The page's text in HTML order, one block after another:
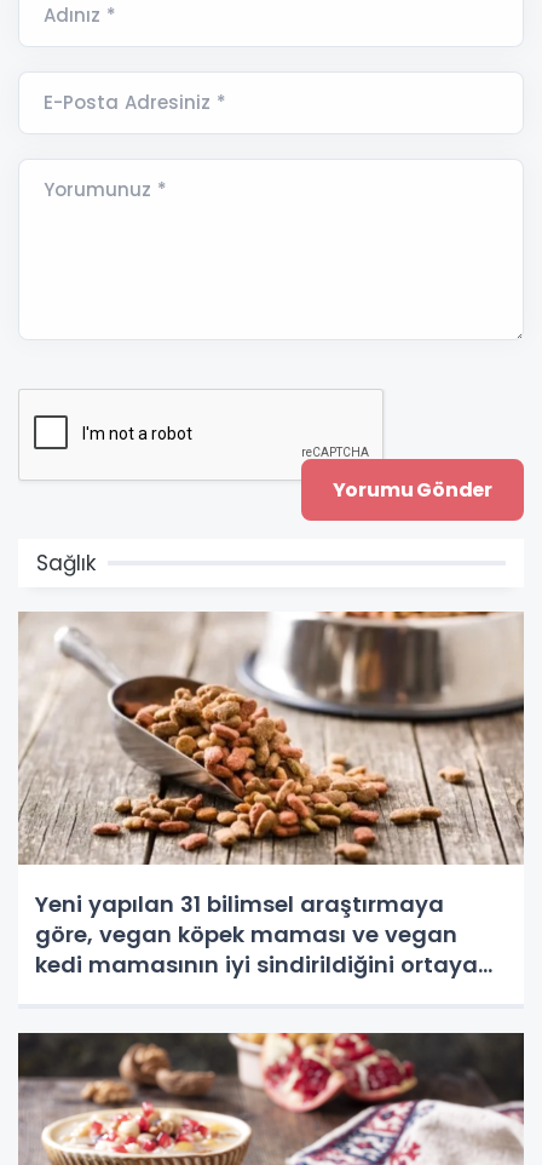
Adınız *
E-Posta Adresiniz *
Yorumunuz *
Sağlık
Yeni yapılan 31 bilimsel araştırmaya
göre, vegan köpek maması ve vegan
kedi mamasının iyi sindirildiğini ortaya